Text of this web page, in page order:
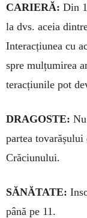
CARIERĂ: Din
la dvs. aceia
Interacțiunea cu
spre mulțumirea
teracțiunile pot
DRAGOSTE:
partea
Crăciunului.
SĂNĂTATE:
până pe 11.